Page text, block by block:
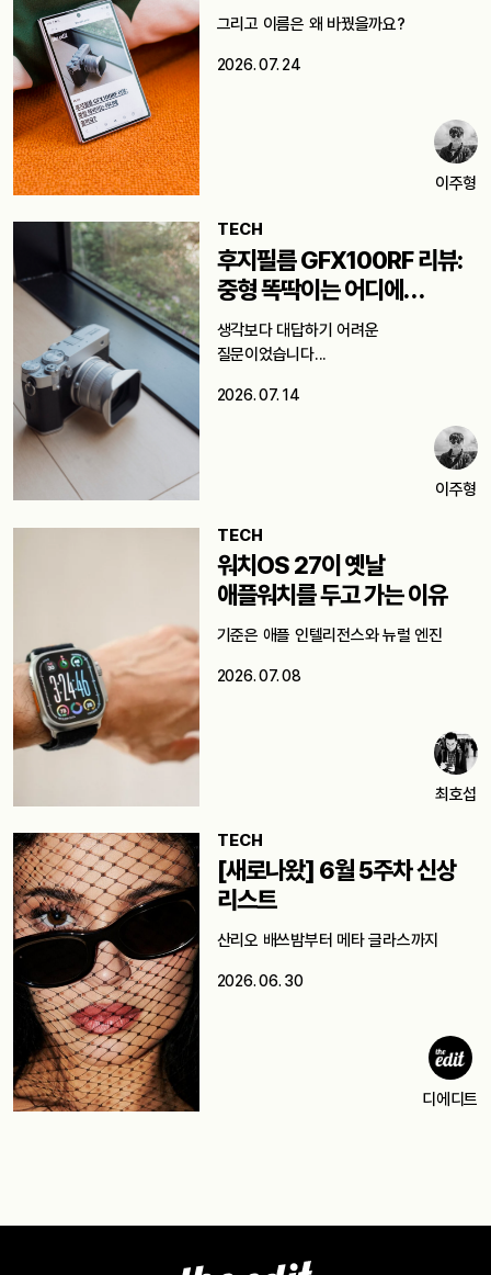
그리고 이름은 왜 바꿨을까요?
2026. 07. 24
이주형
TECH
후지필름 GFX100RF 리뷰:
중형 똑딱이는 어디에
쓸까요?
생각보다 대답하기 어려운
질문이었습니다...
2026. 07. 14
이주형
TECH
워치OS 27이 옛날
애플워치를 두고 가는 이유
기준은 애플 인텔리전스와 뉴럴 엔진
2026. 07. 08
최호섭
TECH
[새로나왔] 6월 5주차 신상
리스트
산리오 배쓰밤부터 메타 글라스까지
2026. 06. 30
디에디트